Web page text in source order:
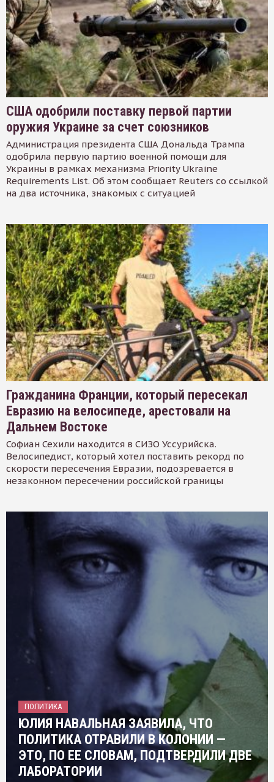
США одобрили поставку первой партии
оружия Украине за счет союзников
Администрация президента США Дональда Трампа
одобрила первую партию военной помощи для
Украины в рамках механизма Priority Ukraine
Requirements List. Об этом сообщает Reuters со ссылкой
на два источника, знакомых с ситуацией
Гражданина Франции, который пересекал
Евразию на велосипеде, арестовали на
Дальнем Востоке
Софиан Сехили находится в СИЗО Уссурийска.
Велосипедист, который хотел поставить рекорд по
скорости пересечения Евразии, подозревается в
незаконном пересечении российской границы
ПОЛИТИКА
ЮЛИЯ НАВАЛЬНАЯ ЗАЯВИЛА, ЧТО
ПОЛИТИКА ОТРАВИЛИ В КОЛОНИИ —
ЭТО, ПО ЕЕ СЛОВАМ, ПОДТВЕРДИЛИ ДВЕ
ЛАБОРАТОРИИ